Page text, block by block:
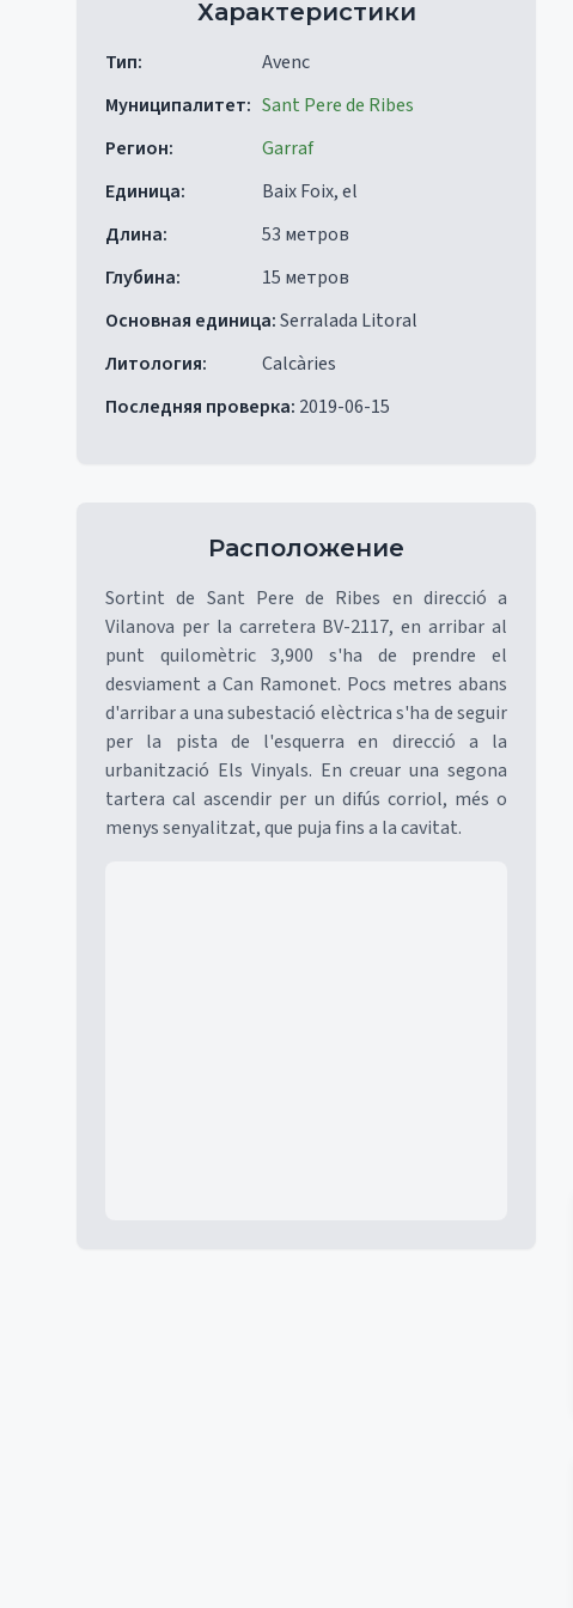
Характеристики
Тип:
Avenc
Муниципалитет: Sant Pere de Ribes
Регион:
Garraf
Единица:
Baix Foix, el
Длина:
53 метров
Глубина:
15 метров
Основная единица:Serralada Litoral
Литология:
Calcàries
Последняя проверка: 2019-06-15
Расположение
Sortint de Sant Pere de Ribes en direcció a
Vilanova per la carretera BV-2117, en arribar al
punt quilomètric 3,900 s'ha de prendre el
desviament a Can Ramonet. Pocs metres abans
d'arribar a una subestació elèctrica s'ha de seguir
per la pista de l'esquerra en direcció a la
urbanització Els Vinyals. En creuar una segona
tartera cal ascendir per un difús corriol, més o
menys senyalitzat, que puja fins a la cavitat.